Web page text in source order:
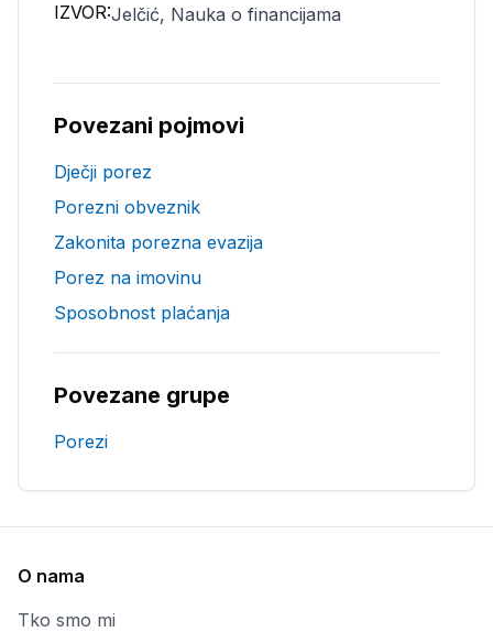
IZVOR:Jelčić, Nauka o financijama
Povezani pojmovi
Dječji porez
Porezni obveznik
Zakonita porezna evazija
Porez na imovinu
Sposobnost plaćanja
Povezane grupe
Porezi
O nama
Tko smo mi